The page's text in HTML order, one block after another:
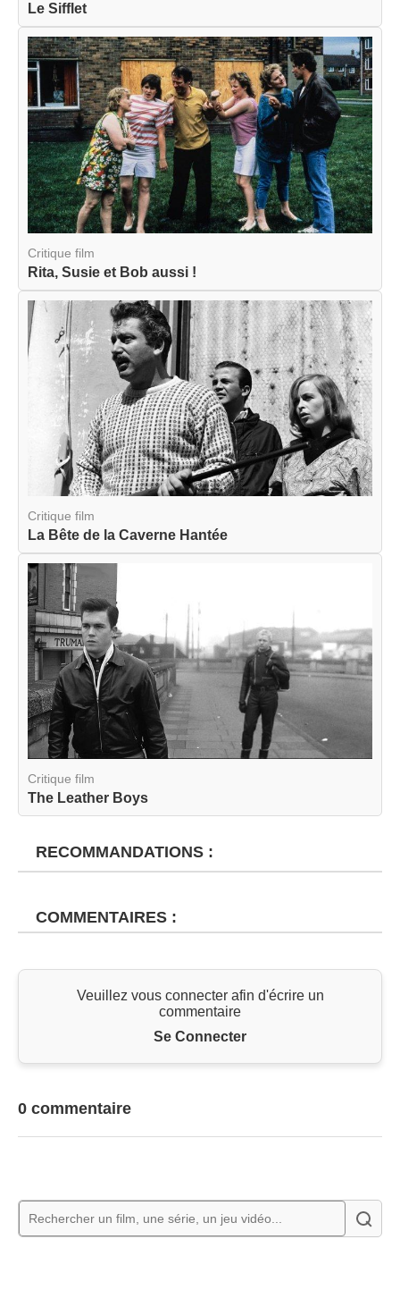
Le Sifflet
Critique film
Rita, Susie et Bob aussi !
Critique film
La Bête de la Caverne Hantée
Critique film
The Leather Boys
RECOMMANDATIONS :
COMMENTAIRES :
Veuillez vous connecter afin d'écrire un
commentaire
Se Connecter
0 commentaire